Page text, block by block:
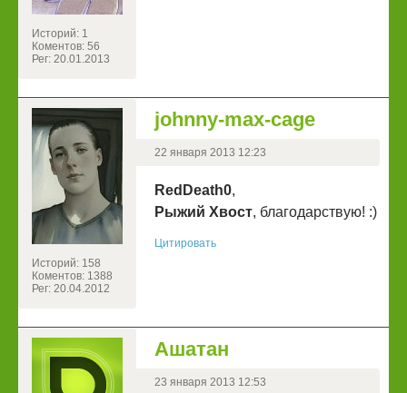
Историй: 1
Коментов: 56
Рег: 20.01.2013
Историй: 158
Коментов: 1388
Рег: 20.04.2012
johnny-max-cage
22 января 2013 12:23
RedDeath0,
Рыжий Хвост, благодарствую! :)
Цитировать
Ашатан
23 января 2013 12:53